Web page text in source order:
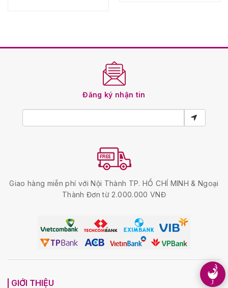
Đăng ký nhận tin
Giao hàng miễn phí với Nội Thành TP. HỒ CHÍ MINH & Ngoại
Thành Đơn từ 2.000.000 VNĐ
GIỚI THIỆU